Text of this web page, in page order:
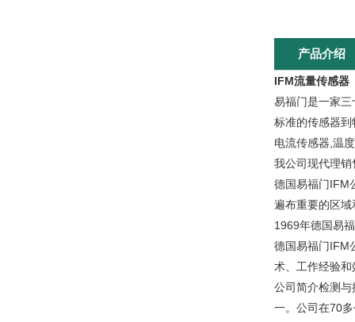
产品介绍
IFM流量传感器
易福门是一家
标准的传感器
电流传感器,温
我公司现代理
德国易福门IFM
遍布重要的区域
1969年德国易
德国易福门IFM
术、工作经验
公司简介检测
一。公司在70